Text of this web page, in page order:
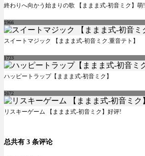
終わりへ向かう始まりの歌 【ままま式-初音ミク】萌!
1966
スイートマジック 【ままま式-初音ミク.重音テト】
1723
ハッピートラップ【ままま式-初音ミク】
1672
リスキーゲーム 【ままま式-初音ミク】好评!
总共有 3 条评论